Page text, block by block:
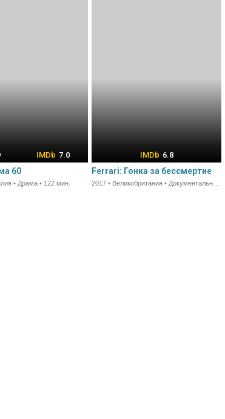
7.0
60
• Драма • 122 мин.
6.8
Ferrari: Гонка за бессмертие